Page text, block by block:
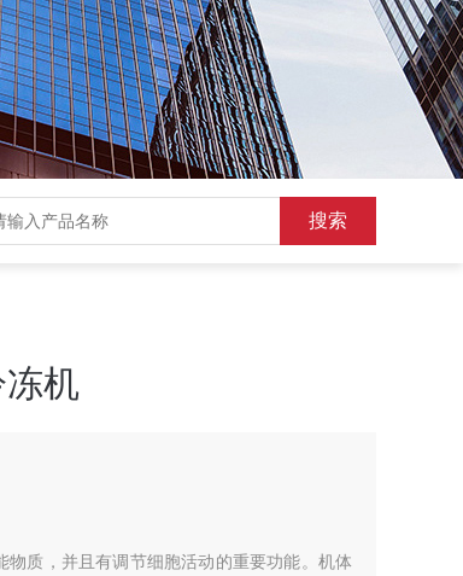
机
质，并且有调节细胞活动的重要功能。机体